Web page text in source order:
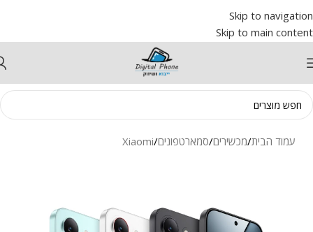
Skip to navigation
Skip to main content
עמוד הבית/מכשירים/סמארטפונים/
Xiaomi